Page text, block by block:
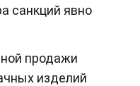
санкций явно
продажи
изделий